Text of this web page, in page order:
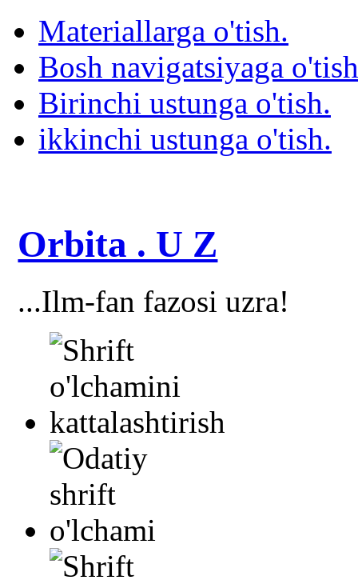
Materiallarga o'tish.
Bosh navigatsiyaga
Birinchi ustunga o'tish.
ikkinchi ustunga o'tish.
Orbita . U Z
...Ilm-fan fazosi uzra!